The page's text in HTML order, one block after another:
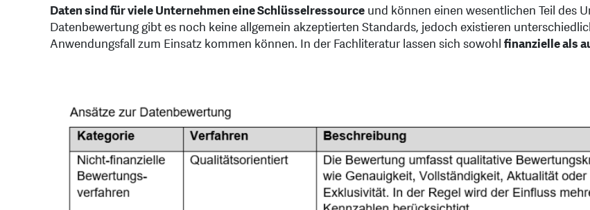
Daten sind für viele Unternehmen eine Schlüsselressource und können einen wesent­lichen Teil des
Datenbewertung gibt es noch keine allgemein akzeptierten Standards, jedoch existieren
Anwendungsfall zum Einsatz kommen können. In der Fachliteratur lassen sich sowohl finanzielle als